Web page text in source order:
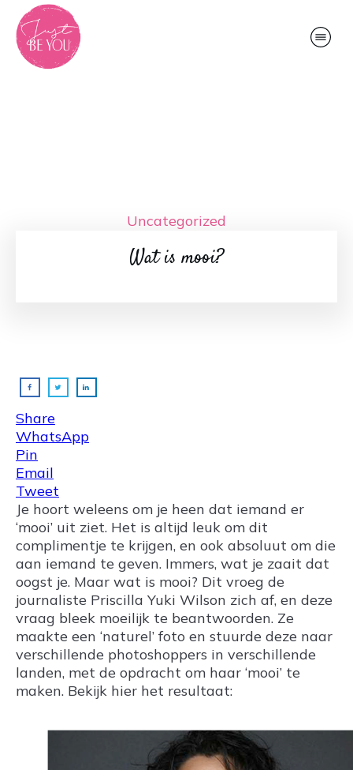
Uncategorized
Wat is mooi?
Share
WhatsApp
Pin
Email
Tweet
Je hoort weleens om je heen dat iemand er
‘mooi’ uit ziet. Het is altijd leuk om dit
complimentje te krijgen, en ook absoluut om die
aan iemand te geven. Immers, wat je zaait dat
oogst je. Maar wat is mooi? Dit vroeg de
journaliste Priscilla Yuki Wilson zich af, en deze
vraag bleek moeilijk te beantwoorden. Ze
maakte een ‘naturel’ foto en stuurde deze naar
verschillende photoshoppers in verschillende
landen, met de opdracht om haar ‘mooi’ te
maken. Bekijk hier het resultaat: